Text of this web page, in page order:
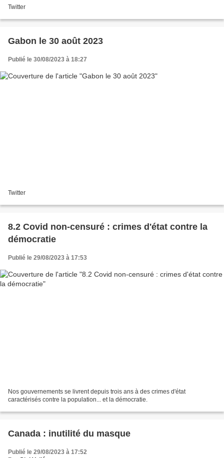
Twitter
Gabon le 30 août 2023
Publié le 30/08/2023 à 18:27
Twitter
8.2 Covid non-censuré : crimes d'état contre la
démocratie
Publié le 29/08/2023 à 17:53
Nos gouvernements se livrent depuis trois ans à des crimes d'état
caractérisés contre la population... et la démocratie.
Canada : inutilité du masque
Publié le 29/08/2023 à 17:52